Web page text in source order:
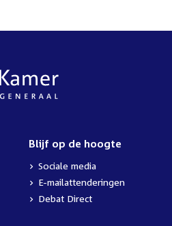
Blijf op de hoogte
Sociale media
E-mailattenderingen
Debat Direct